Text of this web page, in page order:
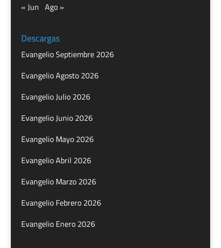
« Jun Ago »
Descargas
Evangelio Septiembre 2026
Evangelio Agosto 2026
Evangelio Julio 2026
Evangelio Junio 2026
Evangelio Mayo 2026
Evangelio Abril 2026
Evangelio Marzo 2026
Evangelio Febrero 2026
Evangelio Enero 2026